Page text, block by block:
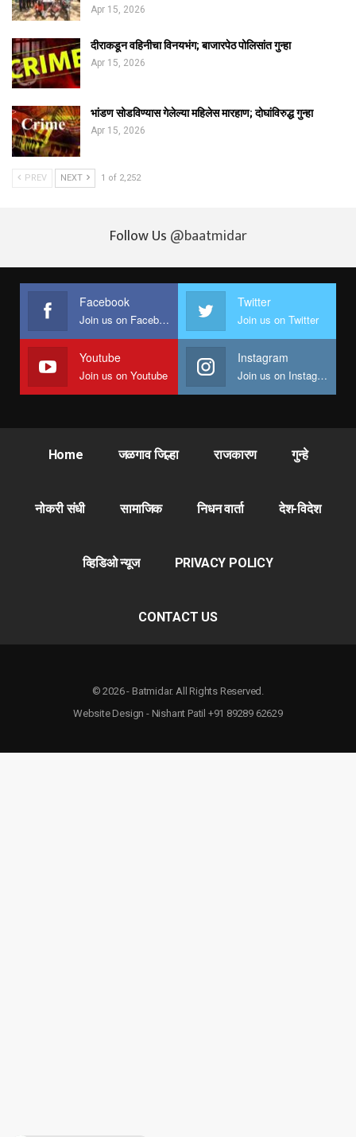
Apr 15, 2026
दीराकडून वहिनीचा विनयभंग; बाजारपेठ पोलिसांत गुन्हा
Apr 15, 2026
भांडण सोडविण्यास गेलेल्या महिलेस मारहाण; दोघांविरुद्ध गुन्हा
Apr 15, 2026
PREV NEXT 1 of 2,252
Follow Us @baatmidar
Facebook
Join us on Facebook
Twitter
Join us on Twitter
Youtube
Join us on Youtube
Instagram
Join us on Instagram
Home जळगाव जिल्हा राजकारण गुन्हे
नोकरी संधी सामाजिक निधन वार्ता देश-विदेश
व्हिडिओ न्यूज PRIVACY POLICY
CONTACT US
© 2026 - Batmidar. All Rights Reserved.
Website Design - Nishant Patil +91 89289 62629